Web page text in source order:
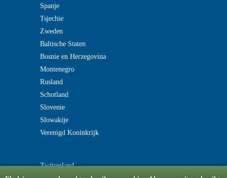
Spanje
Tsjechie
Zweden
Baltische Staten
Bosnie en Herzegovina
Montenegro
Rusland
Schotland
Slovenie
Slowakije
Verenigd Koninkrijk
Zwitserland